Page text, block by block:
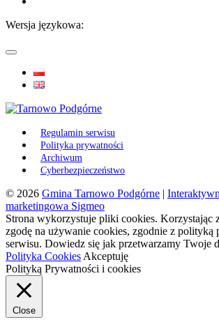
Wersja językowa:
Regulamin serwisu
Polityka prywatności
Archiwum
Cyberbezpieczeństwo
© 2026 Gmina Tarnowo Podgórne |
marketingowa Sigmeo
Strona wykorzystuje pliki cookies. Korzystając
zgodę na używanie cookies, zgodnie z polityką
serwisu. Dowiedz się jak przetwarzamy Twoje
Polityka Cookies Akceptuję
Polityką Prywatności i cookies
Close